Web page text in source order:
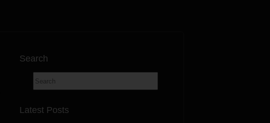
Search
Latest Posts